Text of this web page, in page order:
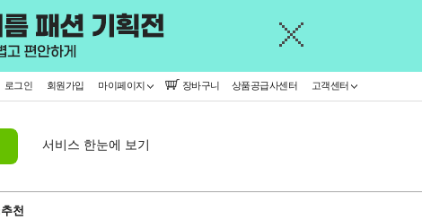
로그인 회원가입 마이페이지 장바구니 상품공급사센터 고객센터
서비스 한눈에 보기
추천